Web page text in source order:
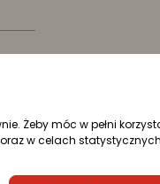
Żeby móc w pełni
w celach